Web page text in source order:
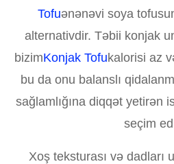
Tofuənənəvi soya
alternativdir. Təbii konjak
bizimKonjak Tofukalorisi az
bu da onu balanslı
sağlamlığına diqqət yetirən
seçim
Xoş teksturası və dadları